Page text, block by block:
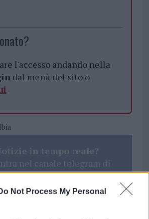
Not Process My Personal
l'accesso andando nella
dal menù del sito o
in tempo reale?
nel canale telegram di